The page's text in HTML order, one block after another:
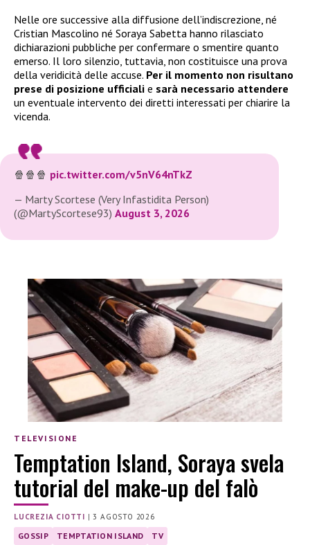
Nelle ore successive alla diffusione dell’indiscrezione, né
Cristian Mascolino né Soraya Sabetta hanno rilasciato
dichiarazioni pubbliche per confermare o smentire quanto
emerso. Il loro silenzio, tuttavia, non costituisce una prova
della veridicità delle accuse. Per il momento non risultano
prese di posizione ufficiali e sarà necessario attendere
un eventuale intervento dei diretti interessati per chiarire la
vicenda.
🍿🍿🍿 pic.twitter.com/v5nV64nTkZ
— Marty Scortese (Very Infastidita Person)
(@MartyScortese93) August 3, 2026
TELEVISIONE
Temptation Island, Soraya svela
tutorial del make-up del falò
LUCREZIA CIOTTI |3 AGOSTO 2026
GOSSIP TEMPTATION ISLAND TV